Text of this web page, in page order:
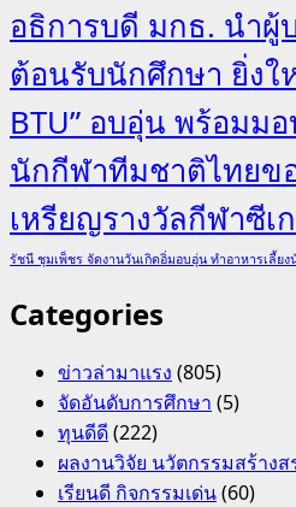
อธิการบดี มกธ. นำผู้
ต้อนรับนักศึกษา ยิ่งใ
BTU” อบอุ่น พร้อมม
นักกีฬาทีมชาติไทยข
เหรียญรางวัลกีฬาซีเ
รัชนี ชุมเพ็ชร จัดงานวันเกิดอิ่มอบอุ่น ทำอาหารเลี้ย
Categories
ข่าวล่ามาแรง (805)
จัดอันดับการศึกษา (5)
ทุนดีดี(222)
ผลงานวิจัย นวัตกรรมสร้างส
เรียนดี กิจกรรมเด่น(60)